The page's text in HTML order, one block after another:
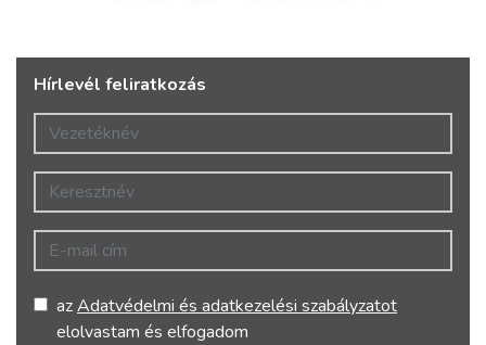
Hírlevél feliratkozás
Vezetéknév
Keresztnév
E-mail cím
azAdatvédelmi és adatkezelési szabályzatot
elolvastam és elfogadom